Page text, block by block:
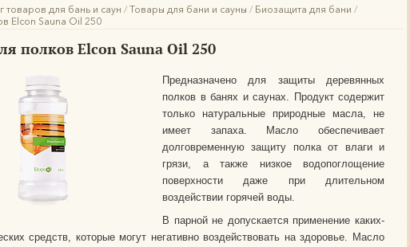
товаров для бань и саун / Товары для бани и сауны / Биозащита для бани /
Elcon Sauna Oil 250
полков Elcon Sauna Oil 250
Предназначено для защиты деревянных
полков в банях и саунах. Продукт содержит
только натуральные природные масла, не
имеет запаха. Масло обеспечивает
долговременную защиту полка от влаги и
грязи, а также низкое водопоглощение
поверхности даже при длительном
воздействии горячей воды.
В парной не допускается применение каких-
средств, которые могут негативно воздействовать на здоровье. Масло